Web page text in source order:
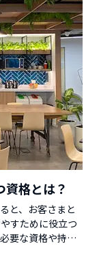
資格とは？
と、お客さまと
すために役立つ
要な資格や持っ
この記事を書い
株式会社ベクタ